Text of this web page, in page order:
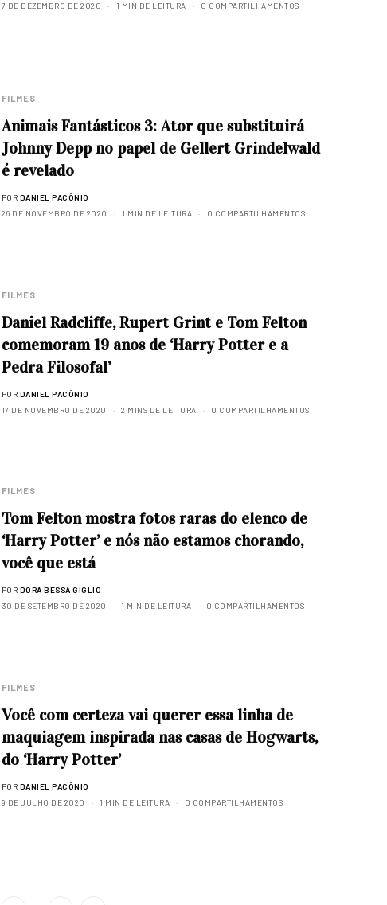
7 DE DEZEMBRO DE 2020
1 MIN DE LEITURA 0 COMPARTILHAMENTOS
FILMES
Animais Fantásticos 3: Ator que substituirá
Johnny Depp no papel de Gellert Grindelwald
é revelado
POR DANIEL PACÔNIO
26 DE NOVEMBRO DE 2020
1 MIN DE LEITURA 0 COMPARTILHAMENTOS
FILMES
Daniel Radcliffe, Rupert Grint e Tom Felton
comemoram 19 anos de ‘Harry Potter e a
Pedra Filosofal’
POR DANIEL PACÔNIO
17 DE NOVEMBRO DE 2020
2 MINS DE LEITURA 0 COMPARTILHAMENTOS
FILMES
Tom Felton mostra fotos raras do elenco de
‘Harry Potter’ e nós não estamos chorando,
você que está
POR DORA BESSA GIGLIO
30 DE SETEMBRO DE 2020
1 MIN DE LEITURA 0 COMPARTILHAMENTOS
FILMES
Você com certeza vai querer essa linha de
maquiagem inspirada nas casas de Hogwarts,
do ‘Harry Potter’
POR DANIEL PACÔNIO
9 DE JULHO DE 2020
1 MIN DE LEITURA 0 COMPARTILHAMENTOS